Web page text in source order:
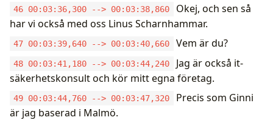
46 00:03:36,300 --> 00:03:38,860
Okej, och sen så
har vi också med oss Linus Scharnhammar.
47 00:03:39,640 --> 00:03:40,660 Vem är du?
48 00:03:41,180 --> 00:03:44,240
Jag är också it-
säkerhetskonsult och kör mitt egna företag.
49 00:03:44,760 --> 00:03:47,320
Precis som Ginni
är jag baserad i Malmö.